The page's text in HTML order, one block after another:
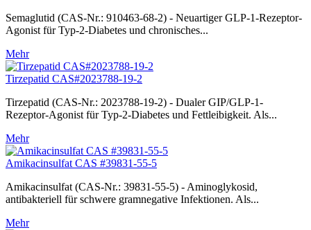
Semaglutid (CAS-Nr.: 910463-68-2) - Neuartiger GLP-1-Rezeptor-
Agonist für Typ-2-Diabetes und chronisches...
Mehr
Tirzepatid CAS#2023788-19-2
Tirzepatid (CAS-Nr.: 2023788-19-2) - Dualer GIP/GLP-1-
Rezeptor-Agonist für Typ-2-Diabetes und Fettleibigkeit. Als...
Mehr
Amikacinsulfat CAS #39831-55-5
Amikacinsulfat (CAS-Nr.: 39831-55-5) - Aminoglykosid,
antibakteriell für schwere gramnegative Infektionen. Als...
Mehr